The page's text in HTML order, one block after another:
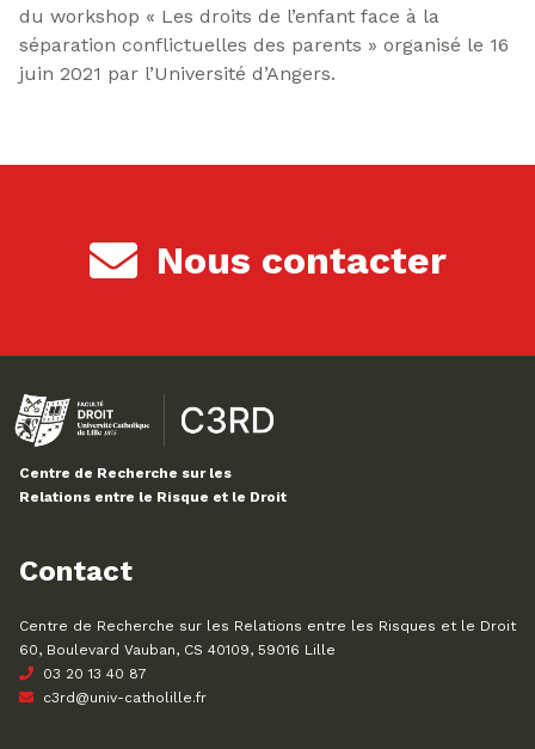
du workshop « Les droits de l’enfant face à la
séparation conflictuelles des parents » organisé le 16
juin 2021 par l’Université d’Angers.
Nous contacter
Centre de Recherche sur les
Relations entre le Risque et le Droit
Contact
Centre de Recherche sur les Relations entre les Risques et le Droit
60, Boulevard Vauban, CS 40109, 59016 Lille
03 20 13 40 87
c3rd@univ-catholille.fr